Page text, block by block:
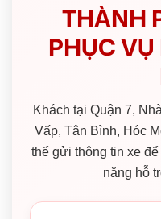
THÀNH
PHỤC
Khách tại Quận 7,
Vấp, Tân Bình, Hóc
thể gửi thông tin xe
năng hỗ